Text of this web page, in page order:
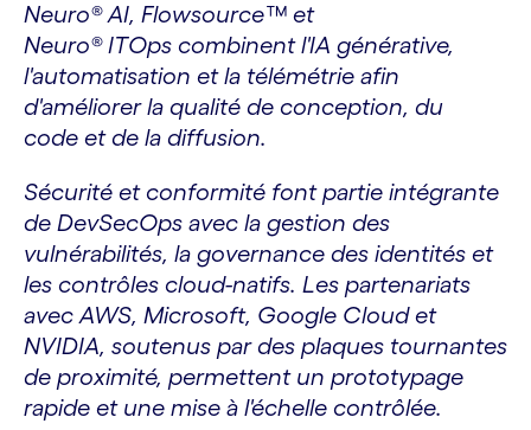
Neuro® AI, Flowsource™ et
Neuro® ITOps combinent l'IA générative,
l'automatisation et la télémétrie afin
d'améliorer la qualité de conception, du
code et de la diffusion.
Sécurité et conformité font partie intégrante
de DevSecOps avec la gestion des
vulnérabilités, la governance des identités et
les contrôles cloud-natifs. Les partenariats
avec AWS, Microsoft, Google Cloud et
NVIDIA, soutenus par des plaques tournantes
de proximité, permettent un prototypage
rapide et une mise à l'échelle contrôlée.